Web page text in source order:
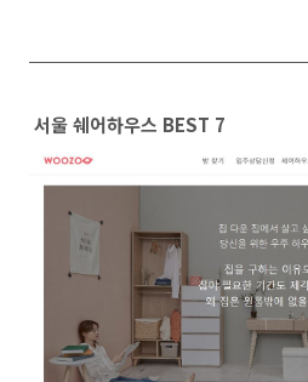
서울 쉐어하우스 BEST 7